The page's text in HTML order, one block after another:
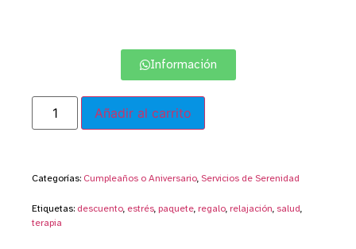
Información
Añadir al carrito
Categorías: Cumpleaños o Aniversario, Servicios de Serenidad
Etiquetas: descuento, estrés, paquete, regalo, relajación, salud,
terapia